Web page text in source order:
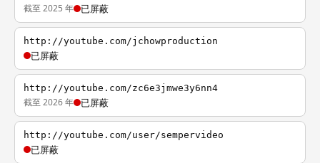
截至 2025 年 已屏蔽
http://youtube.com/jchowproduction
已屏蔽
http://youtube.com/zc6e3jmwe3y6nn4
截至 2026 年 已屏蔽
http://youtube.com/user/sempervideo
已屏蔽